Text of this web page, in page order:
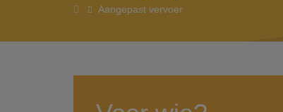
HomeAangepast vervoer